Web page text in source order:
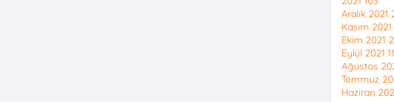
Aralık 2021
Kasım 2021
Ekim 2021
Eylül 2021 11
Ağustos
Temmuz
Haziran